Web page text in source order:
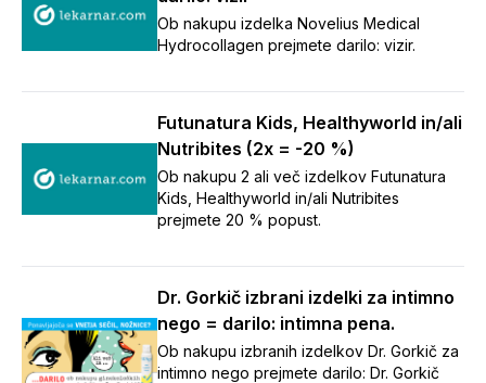
Ob nakupu izdelka Novelius Medical
Hydrocollagen prejmete darilo: vizir.
Futunatura Kids, Healthyworld in/ali
Nutribites (2x = -20 %)
Ob nakupu 2 ali več izdelkov Futunatura
Kids, Healthyworld in/ali Nutribites
prejmete 20 % popust.
Dr. Gorkič izbrani izdelki za intimno
nego = darilo: intimna pena.
Ob nakupu izbranih izdelkov Dr. Gorkič za
intimno nego prejmete darilo: Dr. Gorkič